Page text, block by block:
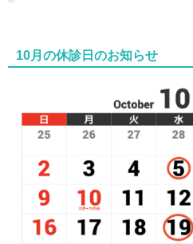
10月の休診日のお知らせ